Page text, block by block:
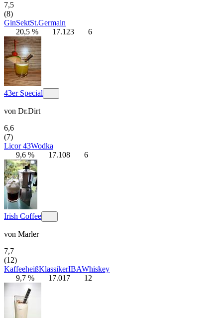
7,5
(8)
GinSektSt.Germain
20,5 %
17.123 6
43er Special
von Dr.Dirt
6,6
(7)
Licor 43Wodka
9,6 %
17.108 6
Irish Coffee
von Marler
7,7
(12)
KaffeeheißKlassikerIBAWhiskey
9,7 %
17.017 12